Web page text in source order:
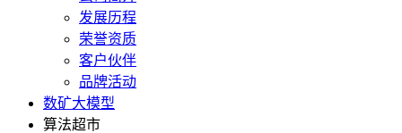
发展历程
荣誉资质
客户伙伴
品牌活动
数矿大模型
算法超市